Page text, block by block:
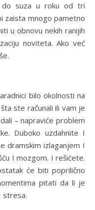
do suza u roku od tri
zaista mnogo pametno
u obnovu nekih ranijih
noviteta. Ako već
bilo okolnosti na
ste računali ili vam je
– napraviće problem
Duboko uzdahnite I
dramskim izlaganjem I
I mozgom. I rešićete.
će biti poprilično
pitati da li je
stresa.